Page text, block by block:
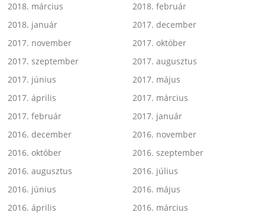
2018. március
2018. február
2018. január
2017. december
2017. november
2017. október
2017. szeptember
2017. augusztus
2017. június
2017. május
2017. április
2017. március
2017. február
2017. január
2016. december
2016. november
2016. október
2016. szeptember
2016. augusztus
2016. július
2016. június
2016. május
2016. április
2016. március